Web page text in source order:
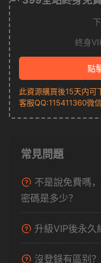
終身
點
此資源購買後15天内可
客服QQ:115411360微
常見問題
不是說免費嗎
密碼是多少？
升級VIP後永久
沒登錄有區别